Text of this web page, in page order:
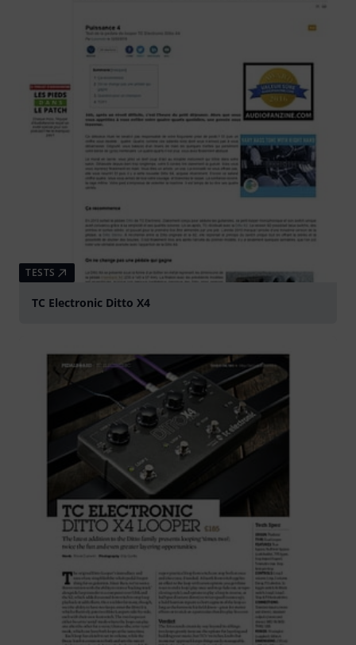
TESTS
TC Electronic Ditto X4